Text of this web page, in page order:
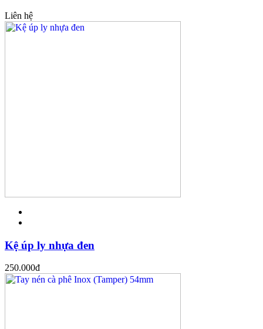
Liên hệ
Kệ úp ly nhựa đen
250.000đ